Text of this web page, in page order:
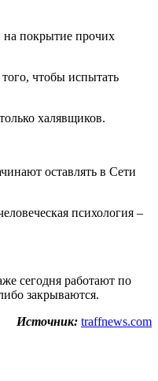
на покрытие прочих
чтобы испытать
халявщиков.
оставлять в Сети
психология –
сегодня работают по
закрываются.
Источник: traffnews.com